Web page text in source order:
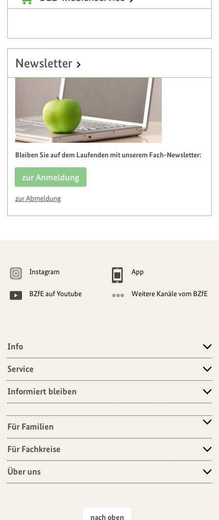
Newsletter
Bleiben Sie auf dem Laufenden mit unserem Fach-Newsletter:
zur Anmeldung
zur Abmeldung
Navigationsmöglichkeiten
Instagram App
BZfE auf Youtube Weitere Kanäle vom BZfE
Angebote
Info
Service
Informiert bleiben
Für Familien
Für Fachkreise
Über uns
nach oben